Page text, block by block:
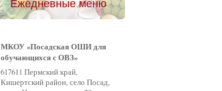
Ежедневные меню
МКОУ «Посадская ОШИ для
обучающихся с ОВЗ»
617611 Пермский край,
Кишертский район, село Посад,